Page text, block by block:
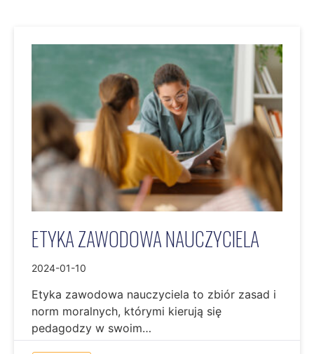
ETYKA ZAWODOWA NAUCZYCIELA
2024-01-10
Etyka zawodowa nauczyciela to zbiór zasad i
norm moralnych, którymi kierują się
pedagodzy w swoim…